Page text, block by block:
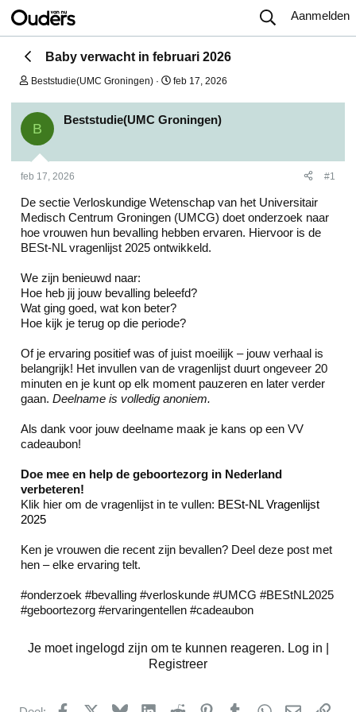
Aanmelden
Baby verwacht in februari 2026
O
d
w
e
p
t
a
r
t
Beststudie(UMC Groningen)
S
a
r
feb 17, 2026
B
Beststudie(UMC Groningen)
feb 17, 2026 #1
De sectie Verloskundige Wetenschap van het Universitair
Medisch Centrum Groningen (UMCG) doet onderzoek naar
hoe vrouwen hun bevalling hebben ervaren. Hiervoor is de
BESt-NL vragenlijst 2025 ontwikkeld.
We zijn benieuwd naar:
Hoe heb jij jouw bevalling beleefd?
Wat ging goed, wat kon beter?
Hoe kijk je terug op die periode?
Of je ervaring positief was of juist moeilijk – jouw verhaal is
belangrijk! Het invullen van de vragenlijst duurt ongeveer 20
minuten en je kunt op elk moment pauzeren en later verder
gaan. Deelname is volledig anoniem.
Als dank voor jouw deelname maak je kans op een VV
cadeaubon!
Doe mee en help de geboortezorg in Nederland
verbeteren!
Klik hier om de vragenlijst in te vullen: BESt-NL Vragenlijst
2025
Ken je vrouwen die recent zijn bevallen? Deel deze post met
hen – elke ervaring telt.
#onderzoek #bevalling #verloskunde #UMCG #BEStNL2025
#geboortezorg #ervaringentellen #cadeaubon
Je moet ingelogd zijn om te kunnen reageren. Log in |
Registreer
Facebook BlueskyLinkedInReddit PinterestTumblrWhatsApp
E-mail